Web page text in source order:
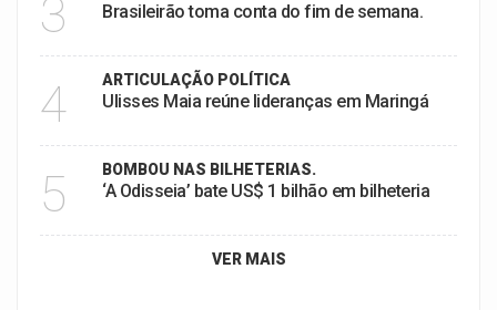
3 Brasileirão toma conta do fim de semana.
4 ARTICULAÇÃO POLÍTICA
Ulisses Maia reúne lideranças em Maringá
5 BOMBOU NAS BILHETERIAS.
‘A Odisseia’ bate US$ 1 bilhão em bilheteria
VER MAIS